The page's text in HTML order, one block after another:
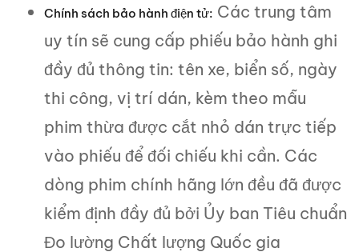
Chính sách bảo hành điện tử: Các trung tâm
uy tín sẽ cung cấp phiếu bảo hành ghi
đầy đủ thông tin: tên xe, biển số, ngày
thi công, vị trí dán, kèm theo mẫu
phim thừa được cắt nhỏ dán trực tiếp
vào phiếu để đối chiếu khi cần. Các
dòng phim chính hãng lớn đều đã được
kiểm định đầy đủ bởi Ủy ban Tiêu chuẩn
Đo lường Chất lượng Quốc gia